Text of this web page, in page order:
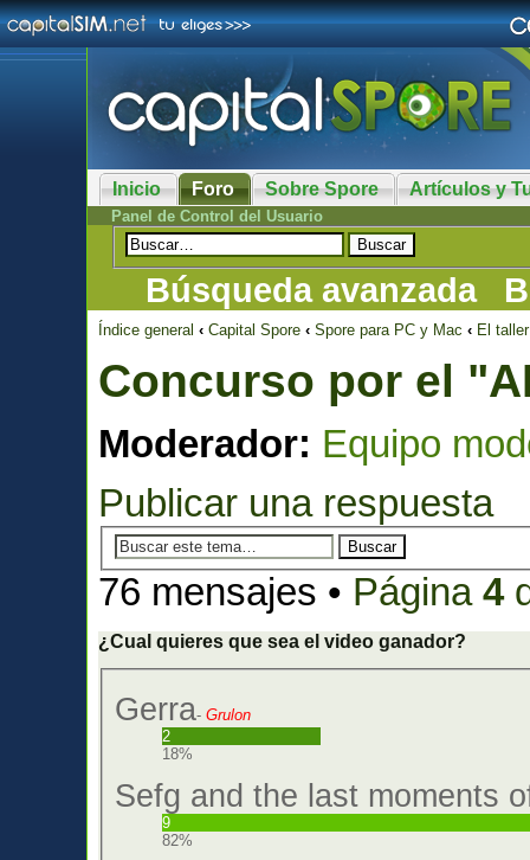
Inicio Foro Sobre Spore Artículos y
Panel de Control del Usuario
Búsqueda avanzada
Índice general ‹ Capital Spore ‹ Spore para PC y Mac ‹ El taller
Concurso por el
Moderador: Equipo
Publicar una respuesta
76 mensajes • Página4
¿Cual quieres que sea el video ganador?
Gerra-Grulon
2
18%
Sefg and the last moments
9
82%